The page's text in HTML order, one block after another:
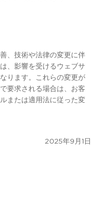
、技術や法律の変更に伴
、影響を受けるウェブサ
ります。これらの変更が
要求される場合は、お客
または適用法に従った変
2025年9月1日